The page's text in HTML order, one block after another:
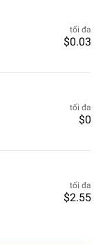
tối đa
$0.03
tối đa
$0
tối đa
$2.55